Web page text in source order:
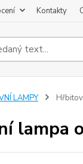
Kontakty
LAMPY
lampa